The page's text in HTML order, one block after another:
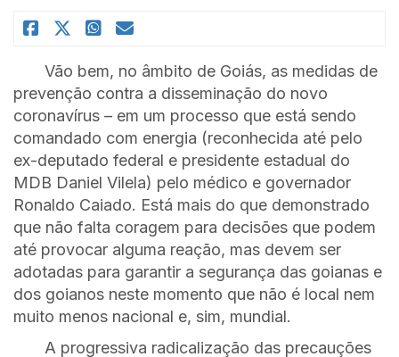
Vão bem, no âmbito de Goiás, as medidas de
prevenção contra a disseminação do novo
coronavírus – em um processo que está sendo
comandado com energia (reconhecida até pelo
ex-deputado federal e presidente estadual do
MDB Daniel Vilela) pelo médico e governador
Ronaldo Caiado. Está mais do que demonstrado
que não falta coragem para decisões que podem
até provocar alguma reação, mas devem ser
adotadas para garantir a segurança das goianas e
dos goianos neste momento que não é local nem
muito menos nacional e, sim, mundial.
A progressiva radicalização das precauções